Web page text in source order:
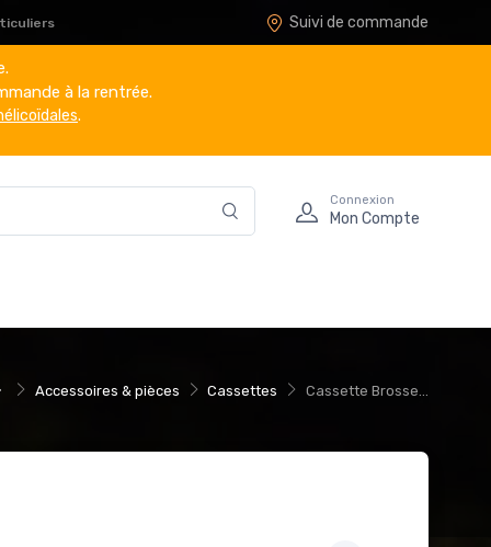
Suivi de commande
à la rentrée.
.
Connexion
Mon Compte
Accessoires & pièces Cassettes Cassette Brosse...